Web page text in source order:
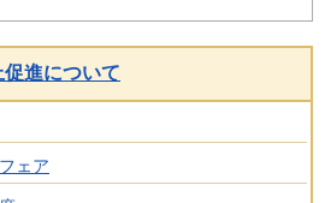
促進について
ェア